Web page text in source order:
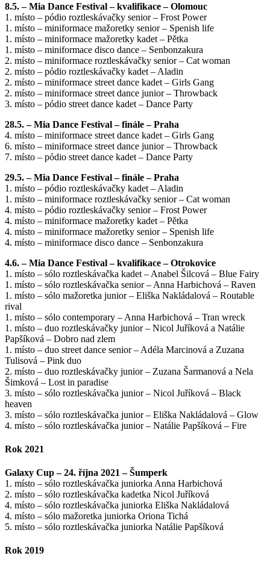
8.5. – Mia Dance Festival – kvalifikace – Olomouc
1. místo – pódio roztleskávačky senior – Frost Power
1. místo – miniformace mažoretky senior – Spenish life
1. místo – miniformace mažoretky kadet – Pětka
1. místo – miniformace disco dance – Senbonzakura
2. místo – miniformace roztleskávačky senior – Cat woman
2. místo – pódio roztleskávačky kadet – Aladin
2. místo – miniformace street dance kadet – Girls Gang
2. místo – miniformace street dance junior – Throwback
3. místo – pódio street dance kadet – Dance Party
28.5. – Mia Dance Festival – finále – Praha
4. místo – miniformace street dance kadet – Girls Gang
6. místo – miniformace street dance junior – Throwback
7. místo – pódio street dance kadet – Dance Party
29.5. – Mia Dance Festival – finále – Praha
1. místo – pódio roztleskávačky kadet – Aladin
1. místo – miniformace roztleskávačky senior – Cat woman
4. místo – pódio roztleskávačky senior – Frost Power
4. místo – miniformace mažoretky kadet – Pětka
4. místo – miniformace mažoretky senior – Spenish life
4. místo – miniformace disco dance – Senbonzakura
4.6. – Mia Dance Festival – kvalifikace – Otrokovice
1. místo – sólo roztleskávačka kadet – Anabel Šilcová – Blue Fairy
1. místo – sólo roztleskávačka senior – Anna Harbichová – Raven
1. místo – sólo mažoretka junior – Eliška Nakládalová – Routable
rival
1. místo – sólo contemporary – Anna Harbichová – Tran wreck
1. místo – duo roztleskávačky junior – Nicol Juříková a Natálie
Papšíková – Dobro nad zlem
1. místo – duo street dance senior – Adéla Marcinová a Zuzana
Tulisová – Pink duo
2. místo – duo roztleskávačky junior – Zuzana Šarmanová a Nela
Šimková – Lost in paradise
3. místo – sólo roztleskávačka junior – Nicol Juříková – Black
heaven
3. místo – sólo roztleskávačka junior – Eliška Nakládalová – Glow
4. místo – sólo roztleskávačka junior – Natálie Papšíková – Fire
Rok 2021
Galaxy Cup – 24. října 2021 – Šumperk
1. místo – sólo roztleskávačka juniorka Anna Harbichová
2. místo – sólo roztleskávačka kadetka Nicol Juříková
4. místo – sólo roztleskávačka juniorka Eliška Nakládalová
4. místo – sólo mažoretka juniorka Oriona Tichá
5. místo – sólo roztleskávačka juniorka Natálie Papšíková
Rok 2019